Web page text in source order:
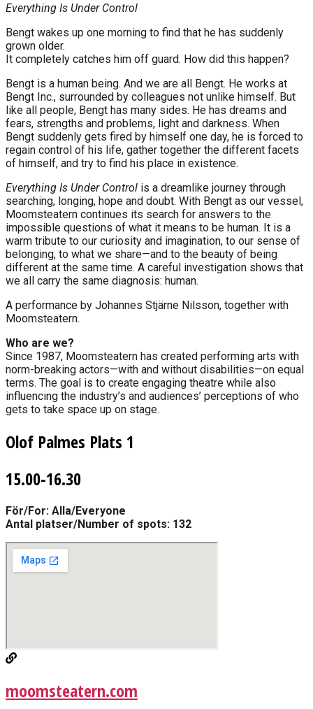
Everything Is Under Control
Bengt wakes up one morning to find that he has suddenly
grown older.
It completely catches him off guard. How did this happen?
Bengt is a human being. And we are all Bengt. He works at
Bengt Inc., surrounded by colleagues not unlike himself. But
like all people, Bengt has many sides. He has dreams and
fears, strengths and problems, light and darkness. When
Bengt suddenly gets fired by himself one day, he is forced to
regain control of his life, gather together the different facets
of himself, and try to find his place in existence.
Everything Is Under Control is a dreamlike journey through
searching, longing, hope and doubt. With Bengt as our vessel,
Moomsteatern continues its search for answers to the
impossible questions of what it means to be human. It is a
warm tribute to our curiosity and imagination, to our sense of
belonging, to what we share—and to the beauty of being
different at the same time. A careful investigation shows that
we all carry the same diagnosis: human.
A performance by Johannes Stjärne Nilsson, together with
Moomsteatern.
Who are we?
Since 1987, Moomsteatern has created performing arts with
norm-breaking actors—with and without disabilities—on equal
terms. The goal is to create engaging theatre while also
influencing the industry’s and audiences’ perceptions of who
gets to take space up on stage.
Olof Palmes Plats 1
15.00-16.30
För/For: Alla/Everyone
Antal platser/Number of spots: 132
moomsteatern.com